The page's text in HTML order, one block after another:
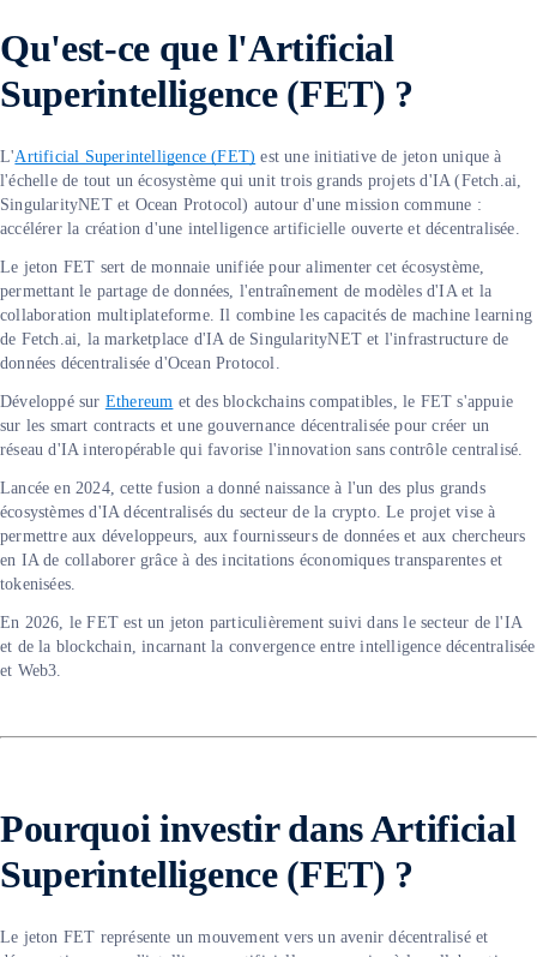
Qu'est-ce que l'Artificial
Superintelligence (FET) ?
L'Artificial Superintelligence (FET) est une initiative de jeton unique à
l'échelle de tout un écosystème qui unit trois grands projets d'IA (Fetch.ai,
SingularityNET et Ocean Protocol) autour d'une mission commune :
accélérer la création d'une intelligence artificielle ouverte et décentralisée.
Le jeton FET sert de monnaie unifiée pour alimenter cet écosystème,
permettant le partage de données, l'entraînement de modèles d'IA et la
collaboration multiplateforme. Il combine les capacités de machine learning
de Fetch.ai, la marketplace d'IA de SingularityNET et l'infrastructure de
données décentralisée d'Ocean Protocol.
Développé sur Ethereum et des blockchains compatibles, le FET s'appuie
sur les smart contracts et une gouvernance décentralisée pour créer un
réseau d'IA interopérable qui favorise l'innovation sans contrôle centralisé.
Lancée en 2024, cette fusion a donné naissance à l'un des plus grands
écosystèmes d'IA décentralisés du secteur de la crypto. Le projet vise à
permettre aux développeurs, aux fournisseurs de données et aux chercheurs
en IA de collaborer grâce à des incitations économiques transparentes et
tokenisées.
En 2026, le FET est un jeton particulièrement suivi dans le secteur de l'IA
et de la blockchain, incarnant la convergence entre intelligence décentralisée
et Web3.
Pourquoi investir dans Artificial
Superintelligence (FET) ?
Le jeton FET représente un mouvement vers un avenir décentralisé et